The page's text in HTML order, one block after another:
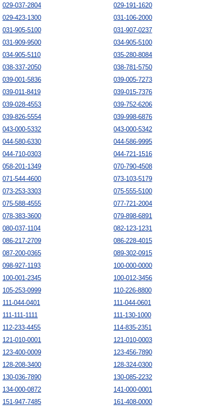
029-037-2804
029-191-1620
029-423-1300
031-106-2000
031-905-5100
031-907-0237
031-909-9500
034-905-5100
034-905-5110
035-280-8084
038-337-2050
038-781-5750
039-001-5836
039-005-7273
039-011-8419
039-015-7376
039-028-4553
039-752-6206
039-826-5554
039-998-6876
043-000-5332
043-000-5342
044-580-6330
044-586-9995
044-710-0303
044-721-1516
058-201-1349
070-790-4508
071-544-4600
073-103-5179
073-253-3303
075-555-5100
075-588-4555
077-721-2004
078-383-3600
079-898-6891
080-037-1104
082-123-1231
086-217-2709
086-228-4015
087-200-0365
089-302-0915
098-927-1193
100-000-0000
100-001-2345
100-012-3456
105-253-0999
110-226-8800
111-044-0401
111-044-0601
111-111-1111
111-130-1000
112-233-4455
114-835-2351
121-010-0001
121-010-0003
123-400-0009
123-456-7890
128-208-3400
128-324-0300
130-036-7890
130-085-2232
134-000-0872
141-000-0001
151-947-7485
161-408-0000